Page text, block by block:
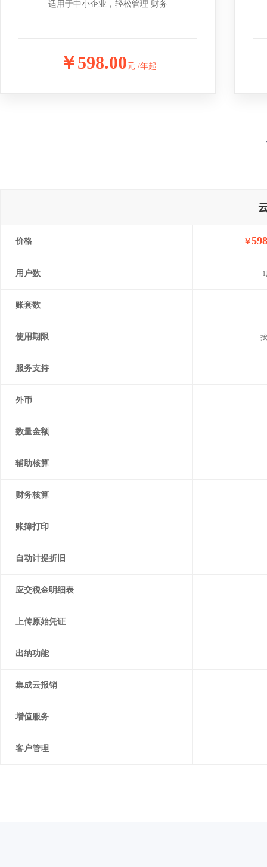
适用于中小企业，轻松管理 财务
￥598.00元 /年起
价格 ￥
用户数
账套数
使用期限
服务支持
外币
数量金额
辅助核算
财务核算
账簿打印
自动计提折旧
应交税金明细表
上传原始凭证
出纳功能
集成云报销
增值服务
客户管理